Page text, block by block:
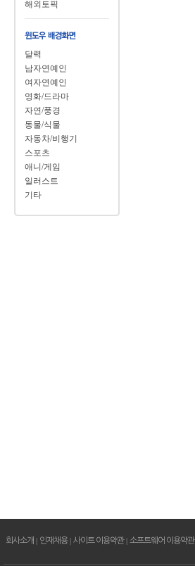
해외토픽
달력
남자연예인
여자연예인
영화/드라마
자연/풍경
동물/식물
자동차/비행기
스포츠
애니/게임
일러스트
기타
회사소개 | 인재채용 | 사이트 이용약관 | 소프트웨어 이용약관